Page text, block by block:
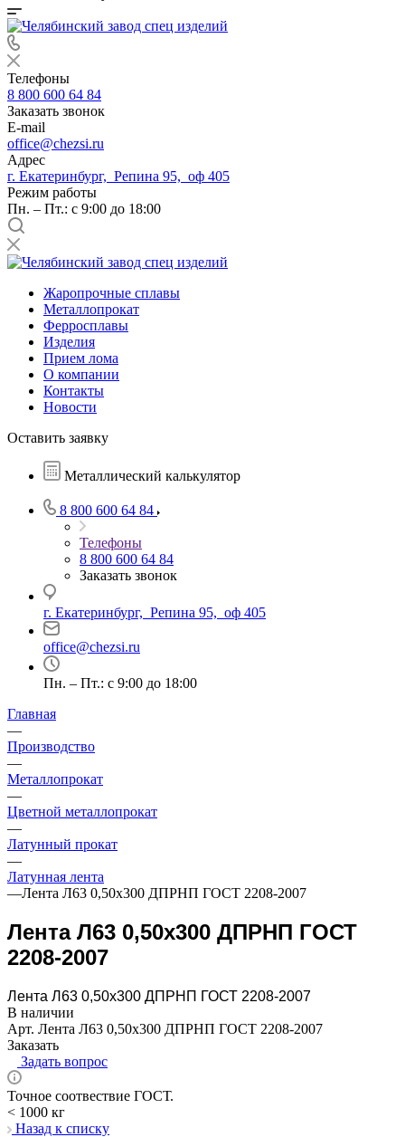
Телефоны
8 800 600 64 84
Заказать звонок
E-mail
office@chezsi.ru
Адрес
г. Екатеринбург, Репина 95, оф 405
Режим работы
Пн. – Пт.: с 9:00 до 18:00
Жаропрочные сплавы
Металлопрокат
Ферросплавы
Изделия
Прием лома
О компании
Контакты
Новости
Оставить заявку
Металлический калькулятор
8 800 600 64 84
Телефоны
8 800 600 64 84
Заказать звонок
г. Екатеринбург, Репина 95, оф 405
office@chezsi.ru
Пн. – Пт.: с 9:00 до 18:00
Главная
—
Производство
—
Металлопрокат
—
Цветной металлопрокат
—
Латунный прокат
—
Латунная лента
—Лента Л63 0,50х300 ДПРНП ГОСТ 2208-2007
Лента Л63 0,50х300 ДПРНП ГОСТ
2208-2007
Лента Л63 0,50х300 ДПРНП ГОСТ 2208-2007
В наличии
Арт. Лента Л63 0,50х300 ДПРНП ГОСТ 2208-2007
Заказать
Задать вопрос
Точное соотвествие ГОСТ.
< 1000 кг
Назад к списку